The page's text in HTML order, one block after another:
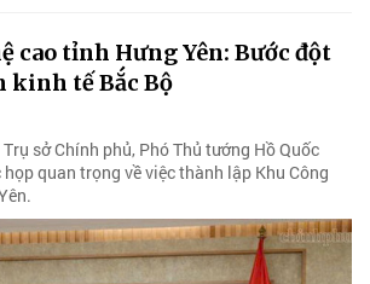
cao tỉnh Hưng Yên: Bước đột
kinh tế Bắc Bộ
sở Chính phủ, Phó Thủ tướng Hồ Quốc
quan trọng về việc thành lập Khu Công